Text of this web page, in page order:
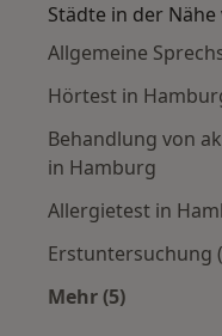
Städte in der
Allgemeine
Hörtest in
Behandlung von
in Hamburg
Allergietest in
Erstuntersuchung
Mehr (5)